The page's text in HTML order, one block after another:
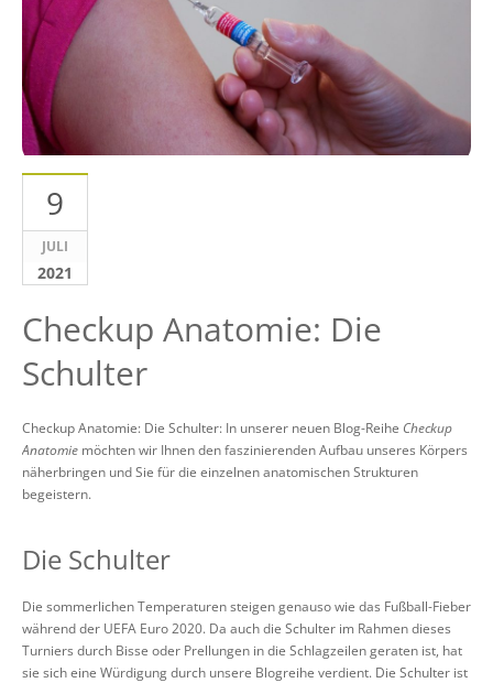
9
JULI
2021
Checkup Anatomie: Die
Schulter
Checkup Anatomie: Die Schulter: In unserer neuen Blog-Reihe Checkup
Anatomie möchten wir Ihnen den faszinierenden Aufbau unseres Körpers
näherbringen und Sie für die einzelnen anatomischen Strukturen
begeistern.
Die Schulter
Die sommerlichen Temperaturen steigen genauso wie das Fußball-Fieber
während der UEFA Euro 2020. Da auch die Schulter im Rahmen dieses
Turniers durch Bisse oder Prellungen in die Schlagzeilen geraten ist, hat
sie sich eine Würdigung durch unsere Blogreihe verdient. Die Schulter ist